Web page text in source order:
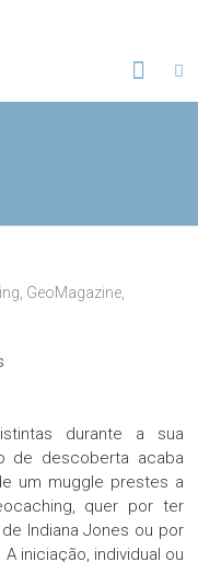
GeoMagazine
durante a sua
de descoberta acaba
um muggle prestes a
quer por ter
Indiana Jones ou por
iniciação, individual ou